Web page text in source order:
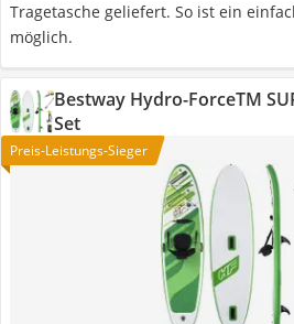
Tragetasche geliefert. So ist ein
möglich.
Bestway Hydro-ForceTM
Set
Preis-Leistungs-Sieger